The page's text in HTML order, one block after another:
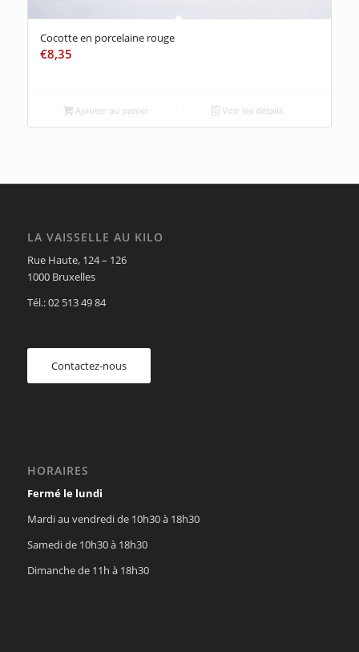
Cocotte en porcelaine rouge
€8,35
Ajouter au panier Voir les détails
LA VAISSELLE AU KILO
Rue Haute, 124 – 126
1000 Bruxelles
Tél.: 02 513 49 84
Contactez-nous
HORAIRES
Fermé le lundi
Mardi au vendredi de 10h30 à 18h30
Samedi de 10h30 à 18h30
Dimanche de 11h à 18h30